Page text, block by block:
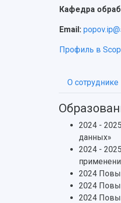
Кафедра
Email:
Профиль в
О сотруднике
2024 -
данных»
2024 -
2024
2024
2024